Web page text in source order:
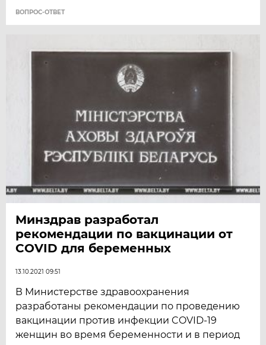
ВОПРОС-ОТВЕТ
Минздрав разработал
рекомендации по вакцинации от
COVID для беременных
13.10.2021 09:51
В Министерстве здравоохранения
разработаны рекомендации по проведению
вакцинации против инфекции COVID-19
женщин во время беременности и в период